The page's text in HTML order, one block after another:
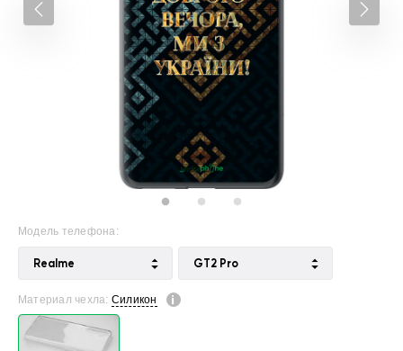
Модель телефона:
Realme GT2 Pro
Материал чехла: Силикон